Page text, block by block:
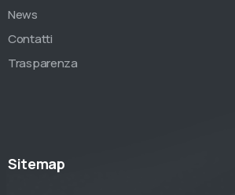
News
Contatti
Trasparenza
Sitemap